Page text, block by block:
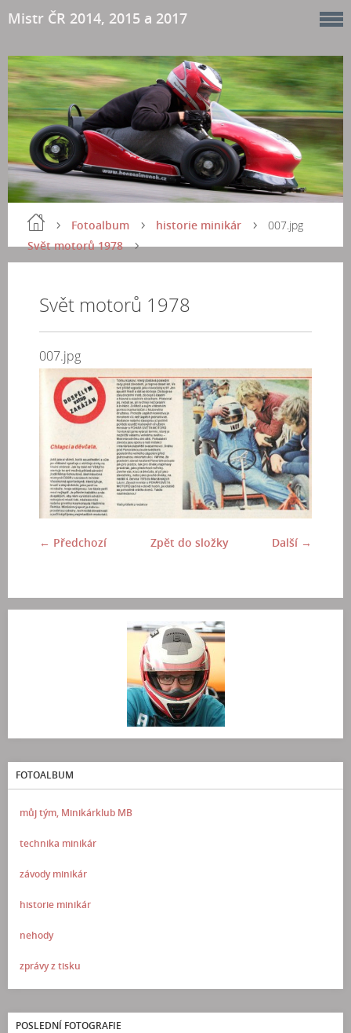
Mistr ČR 2014, 2015 a 2017
Fotoalbum
historie minikár
Svět motorů 1978
007.jpg
Svět motorů 1978
007.jpg
← Předchozí Další →
Zpět do složky
FOTOALBUM
můj tým, Minikárklub MB
technika minikár
závody minikár
historie minikár
nehody
zprávy z tisku
POSLEDNÍ FOTOGRAFIE